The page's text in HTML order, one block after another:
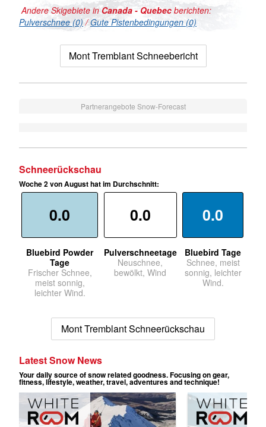
Andere Skigebiete inCanada - Quebec berichten:
Pulverschnee (0)/Gute Pistenbedingungen (0)
Mont Tremblant Schneebericht
Partnerangebote Snow-Forecast
Schneerückschau
Woche 2 von August hat im Durchschnitt:
0.0
Bluebird Powder
Tage
Frischer Schnee,
meist sonnig,
leichter Wind.
0.0
Pulverschneetage
Neuschnee,
bewölkt, Wind
0.0
Bluebird Tage
Schnee, meist
sonnig, leichter
Wind.
Mont Tremblant Schneerückschau